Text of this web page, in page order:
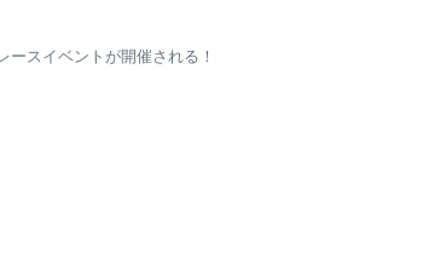
ースイベントが開催される！